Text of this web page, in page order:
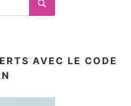
Search
AVEC LE CODE